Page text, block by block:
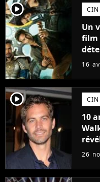
player2
Un
film
16
player2
10
26